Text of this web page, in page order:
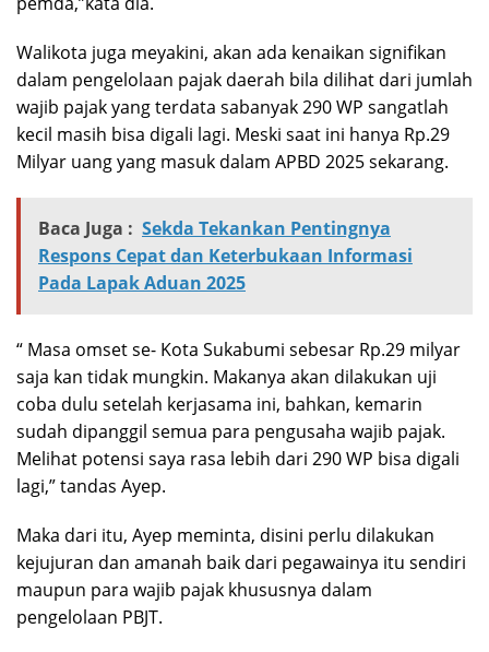
Walikota juga meyakini, akan ada kenaikan signifikan
dalam pengelolaan pajak daerah bila dilihat dari jumlah
wajib pajak yang terdata sabanyak 290 WP sangatlah
kecil masih bisa digali lagi. Meski saat ini hanya Rp.29
Milyar uang yang masuk dalam APBD 2025 sekarang.
Baca Juga : Sekda Tekankan Pentingnya
Respons Cepat dan Keterbukaan Informasi
Pada Lapak Aduan 2025
“ Masa omset se- Kota Sukabumi sebesar Rp.29 milyar
saja kan tidak mungkin. Makanya akan dilakukan uji
coba dulu setelah kerjasama ini, bahkan, kemarin
sudah dipanggil semua para pengusaha wajib pajak.
Melihat potensi saya rasa lebih dari 290 WP bisa digali
lagi,” tandas Ayep.
Maka dari itu, Ayep meminta, disini perlu dilakukan
kejujuran dan amanah baik dari pegawainya itu sendiri
maupun para wajib pajak khususnya dalam
pengelolaan PBJT.